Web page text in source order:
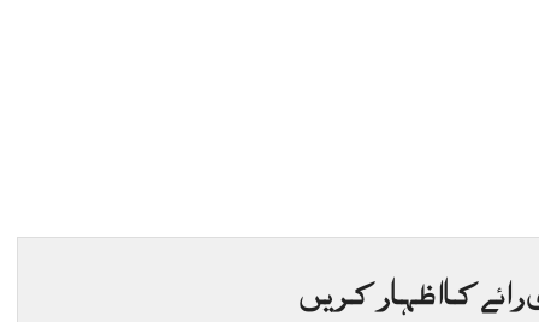
کا اظہار کریں